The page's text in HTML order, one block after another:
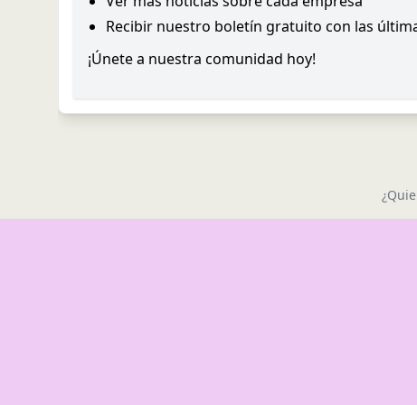
Recibir nuestro boletín gratuito con las
¡Únete a nuestra comunidad hoy!